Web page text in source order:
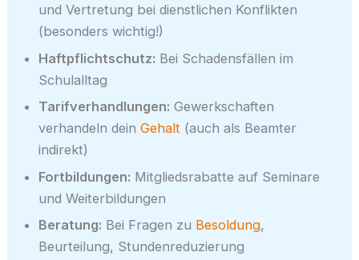
und Vertretung bei dienstlichen Konflikten
(besonders wichtig!)
Haftpflichtschutz: Bei Schadensfällen im
Schulalltag
Tarifverhandlungen: Gewerkschaften
verhandeln deinGehalt (auch als Beamter
indirekt)
Fortbildungen: Mitgliedsrabatte auf Seminare
und Weiterbildungen
Beratung: Bei Fragen zu Besoldung,
Beurteilung, Stundenreduzierung